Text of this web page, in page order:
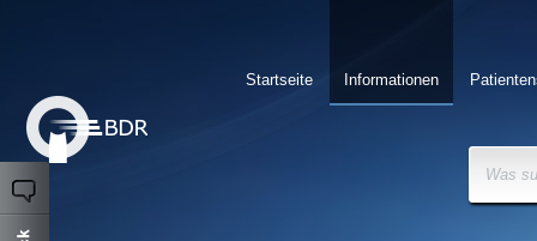
Informationen
Startseite
Was